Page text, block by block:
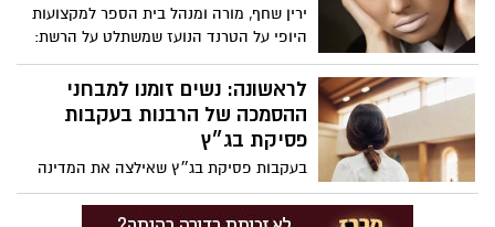
ירין שחף, מורה ומנהל בית הספר למקצועות
היופי על הטרנד הנועז שמשתלט על הרשת:
למה כולן מחפשות עכשיו ליפסטיק לבן, ואיך
את יכולה לאמץ אותו בלי להיראות חיוורת?
לראשונה: נשים זומנו למבחני
ההסמכה של הרבנות בעקבות
פסיקת בג״ץ
בעקבות פסיקת בג״ץ שאילצה את המדינה
לאפשר זאת, החלו להישלח לראשונה הזמנות
רשמיות לנשים המבקשות לגשת למבחני